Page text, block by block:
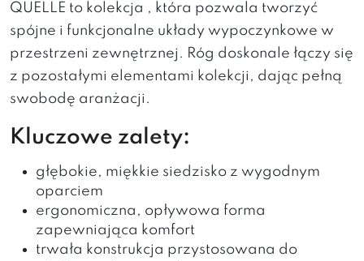
QUELLE to kolekcja , która pozwala tworzyć
spójne i funkcjonalne układy wypoczynkowe w
przestrzeni zewnętrznej. Róg doskonale łączy się
z pozostałymi elementami kolekcji, dając pełną
swobodę aranżacji.
Kluczowe zalety:
głębokie, miękkie siedzisko z wygodnym
oparciem
ergonomiczna, opływowa forma
zapewniająca komfort
trwała konstrukcja przystosowana do